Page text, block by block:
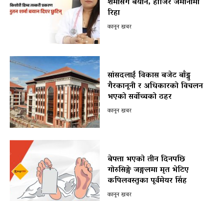
रिहा
कानून खबर
सांसदलाई विकास बजेट बाँड्नु
गैरकानूनी र अधिकारको विचलन
भएको सर्वोच्चको ठहर
कानून खबर
बेपत्ता भएको तीन दिनपछि
गोरुसिङ्गे जङ्गलमा मृत भेटिए
कपिलवस्तुका पूर्वमेयर सिंह
कानून खबर